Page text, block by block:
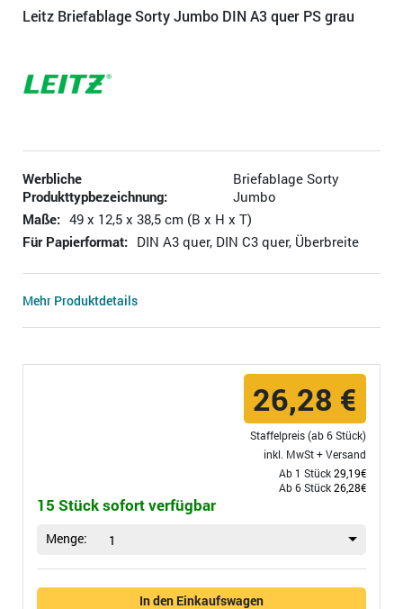
Leitz Briefablage Sorty Jumbo DIN A3 quer PS grau
Werbliche
Produkttypbezeichnung:
Briefablage Sorty
Jumbo
Maße: 49 x 12,5 x 38,5 cm (B x H x T)
Für Papierformat: DIN A3 quer, DIN C3 quer, Überbreite
Mehr Produktdetails
26,28 €
Staffelpreis (ab 6 Stück)
inkl. MwSt +Versand
Ab 1 Stück29,19€
Ab 6 Stück26,28€
15 Stück sofort verfügbar
Menge: 1
In den Einkaufswagen